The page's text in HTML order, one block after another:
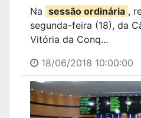
Na sessão ordinária ,
segunda-feira (18), da
Vitória da Conq...
18/06/2018 10:00:00